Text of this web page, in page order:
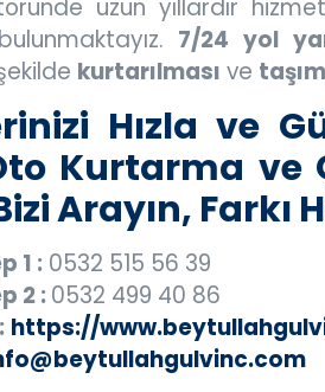
uzun yıllardır
7/24 yol
kurtarılması ve
Hızla ve
Kurtarma ve
Arayın, Farkı
1 : 0532 515 56 39
2 :0532 499 40 86
https://